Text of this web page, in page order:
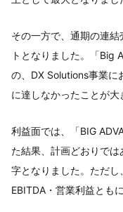
その一方で、通期の連
トとなりました。「Big
の、DX Solutions事業に
に達しなかったことが大
利益面では、「BIG
た結果、計画どおりで
字となりました。ただし
EBITDA・営業利益とも